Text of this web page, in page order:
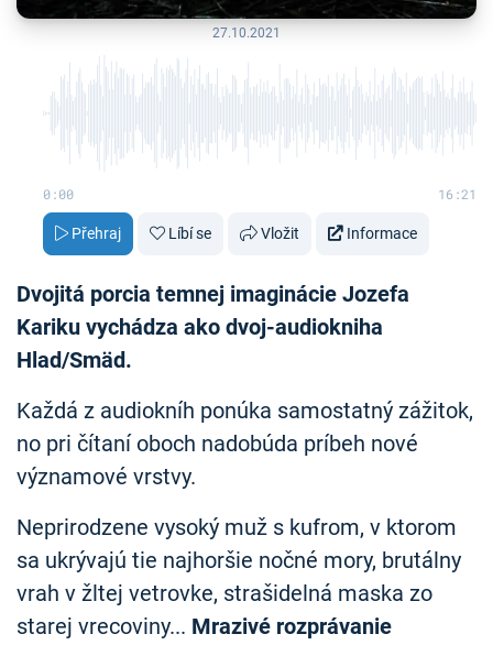
27.10.2021
0:00 16:21
Přehraj Líbí se Vložit Informace
Dvojitá porcia temnej imaginácie Jozefa
Kariku vychádza ako dvoj-audiokniha
Hlad/Smäd.
Každá z audiokníh ponúka samostatný zážitok,
no pri čítaní oboch nadobúda príbeh nové
významové vrstvy.
Neprirodzene vysoký muž s kufrom, v ktorom
sa ukrývajú tie najhoršie nočné mory, brutálny
vrah v žltej vetrovke, strašidelná maska zo
starej vrecoviny... Mrazivé rozprávanie